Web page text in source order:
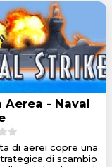
Aerea - Naval
di aerei copre una
di scambio